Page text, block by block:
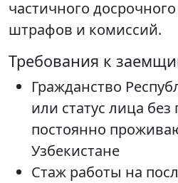
частичного
штрафов и комиссий.
Требования к
Гражданство
или статус лица без
постоянно
Узбекистане
Стаж работы на